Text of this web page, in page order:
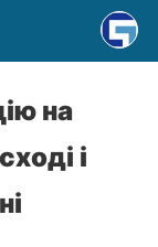
на
і